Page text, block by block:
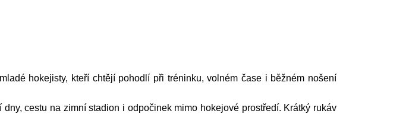
hokejisty, kteří chtějí pohodlí při tréninku, volném čase i běžném nošení
cestu na zimní stadion i odpočinek mimo hokejové prostředí. Krátký rukáv